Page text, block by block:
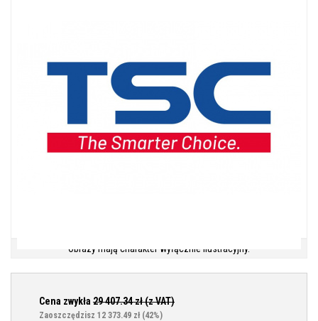
Obrazy mają charakter wyłącznie ilustracyjny.
Cena zwykła 29 407.34zł (z VAT)
Zaoszczędzisz 12 373.49 zł (42%)